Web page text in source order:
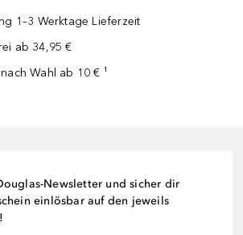
1–3 Werktage Lieferzeit
ab 34,95 €
Wahl ab 10 € ¹
Newsletter und sicher dir
einlösbar auf den jeweils